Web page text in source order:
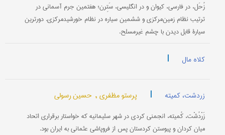
زُحَل، در فارسی، کیوان و در انگلیسی، سَتِرن؛ هفتمین جرم آسمانی در
ترتیب نظام زمین‌مرکزی و ششمین سیاره در نظام خورشیدمرکزی. دورترین
سیارۀ قابل دیدن با چشم غیرمسلح.
کلاه مال |
زردشت، کمیته | پرستو مظفری , حسین رسولی
زَرْدُشْت، کُمیته، انجمنی کردی در شهر سلیمانیه که خواستار برقراری اتحاد
میان کردان و پیوستن کردستان پس از فروپاشی عثمانی به ایران بود.